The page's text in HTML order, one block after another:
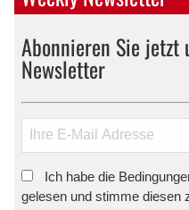
Abonnieren Sie jetzt
Newsletter
Ich habe die
gelesen und stimme diesen